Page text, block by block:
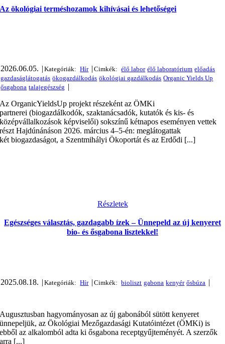
Az ökológiai terméshozamok kihívásai és lehetőségei
2026.06.05. | |
|
Az OrganicYieldsUp projekt részeként az ÖMKi
partnerei (biogazdálkodók, szaktanácsadók, kutatók és kis- és
középvállalkozások képviselői) sokszínű kétnapos eseményen vettek
részt Hajdúnánáson 2026. március 4–5-én: meglátogattak
két biogazdaságot, a Szentmihályi Ökoportát és az Erdődi [...]
Részletek
Egészséges választás, gazdagabb ízek – Ünnepeld az új kenyeret
bio- és ősgabona lisztekkel!
2025.08.18. | | |
Augusztusban hagyományosan az új gabonából sütött kenyeret
ünnepeljük, az Ökológiai Mezőgazdasági Kutatóintézet (ÖMKi) is
ebből az alkalomból adta ki ősgabona receptgyűjteményét. A szerzők
arra [...]